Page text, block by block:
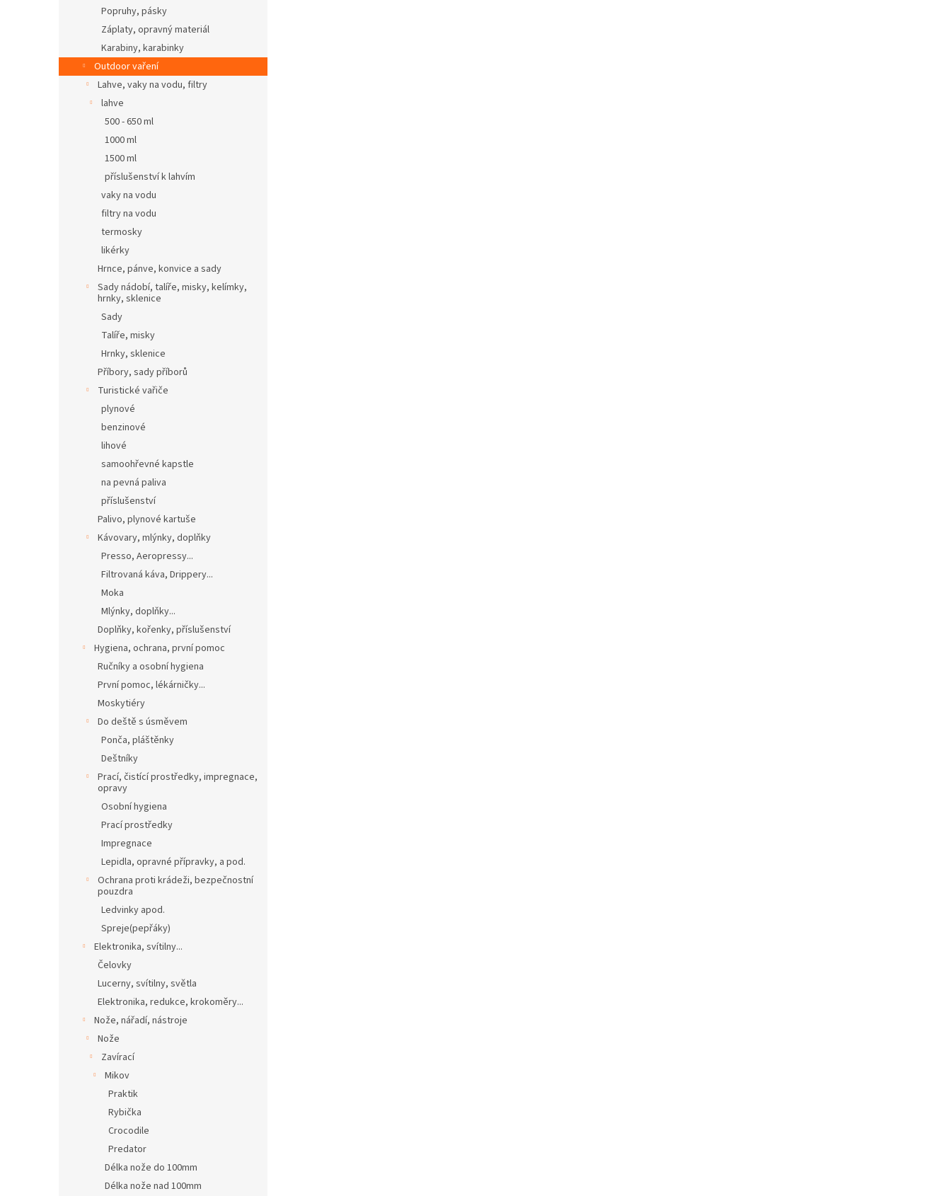
Popruhy, pásky
Záplaty, opravný materiál
Karabiny, karabinky
Outdoor vaření
Lahve, vaky na vodu, filtry
lahve
500 - 650 ml
1000 ml
1500 ml
příslušenství k lahvím
vaky na vodu
filtry na vodu
termosky
likérky
Hrnce, pánve, konvice a sady
Sady nádobí, talíře, misky, kelímky,
hrnky, sklenice
Sady
Talíře, misky
Hrnky, sklenice
Příbory, sady příborů
Turistické vařiče
plynové
benzinové
lihové
samoohřevné kapstle
na pevná paliva
příslušenství
Palivo, plynové kartuše
Kávovary, mlýnky, doplňky
Presso, Aeropressy...
Filtrovaná káva, Drippery...
Moka
Mlýnky, doplňky...
Doplňky, kořenky, příslušenství
Hygiena, ochrana, první pomoc
Ručníky a osobní hygiena
První pomoc, lékárničky...
Moskytiéry
Do deště s úsměvem
Ponča, pláštěnky
Deštníky
Prací, čistící prostředky, impregnace,
opravy
Osobní hygiena
Prací prostředky
Impregnace
Lepidla, opravné přípravky, a pod.
Ochrana proti krádeži, bezpečnostní
pouzdra
Ledvinky apod.
Spreje(pepřáky)
Elektronika, svítilny...
Čelovky
Lucerny, svítilny, světla
Elektronika, redukce, krokoměry...
Nože, nářadí, nástroje
Nože
Zavírací
Mikov
Praktik
Rybička
Crocodile
Predator
Délka nože do 100mm
Délka nože nad 100mm